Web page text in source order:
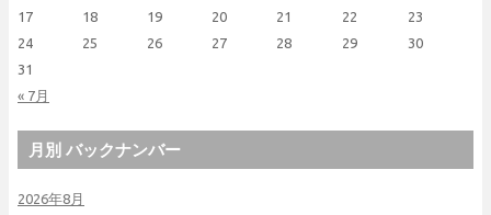
« 7月
17
18 19 20 21 22
23
24
25 26 27 28 29
30
31
月別 バックナンバー
2026年8月